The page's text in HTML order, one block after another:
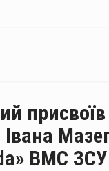
присвоїв
ВМС ЗСУ